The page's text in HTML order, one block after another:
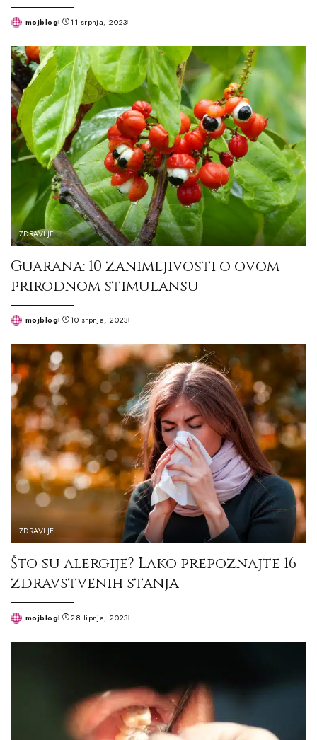
Postedmojblog 11 srpnja, 2023
ZDRAVLJE
Guarana: 10 zanimljivosti o ovom
prirodnom stimulansu
Postedmojblog 10 srpnja, 2023
ZDRAVLJE
Što su alergije? Lako prepoznajte 16
zdravstvenih stanja
Postedmojblog 28 lipnja, 2023